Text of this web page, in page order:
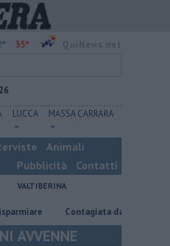
35°
LUCCA MASSA CARRARA
Animali
Pubblicità
Contatti
VALTIBERINA
Contagiata da legionella, non ce
AVVENNE